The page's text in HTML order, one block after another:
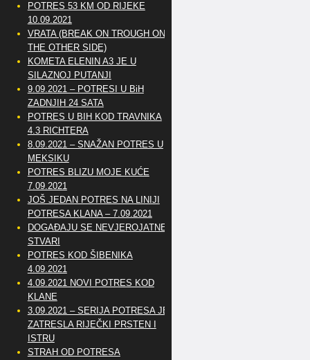
POTRES 53 KM OD RIJEKE
10.09.2021
VRATA (BREAK ON TROUGH ON
THE OTHER SIDE)
KOMETA ELENIN A3 JE U
SILAZNOJ PUTANJI
9.09.2021 – POTRESI U BiH
ZADNJIH 24 SATA
POTRES U BIH KOD TRAVNIKA
4.3 RICHTERA
8.09.2021 – SNAŽAN POTRES U
MEKSIKU
POTRES BLIZU MOJE KUĆE
7.09.2021
JOŠ JEDAN POTRES NA LINIJI
POTRESA KLANA – 7.09.2021
DOGAĐAJU SE NEVJEROJATNE
STVARI
POTRES KOD ŠIBENIKA
4.09.2021
4.09.2021 NOVI POTRES KOD
KLANE
3.09.2021 – SERIJA POTRESA JE
ZATRESLA RIJEČKI PRSTEN I
ISTRU
STRAH OD POTRESA